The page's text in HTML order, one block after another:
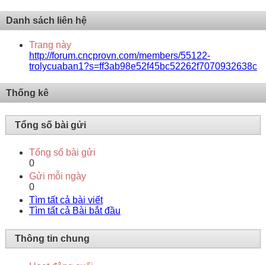
Danh sách liên hệ
Trang này
http://forum.cncprovn.com/members/55122-
trolycuaban1?s=ff3ab98e52f45bc52262f7070932638c
Thống kê
Tổng số bài gửi
Tổng số bài gửi
0
Gửi mỗi ngày
0
Tìm tất cả bài viết
Tìm tất cả Bài bắt đầu
Thông tin chung